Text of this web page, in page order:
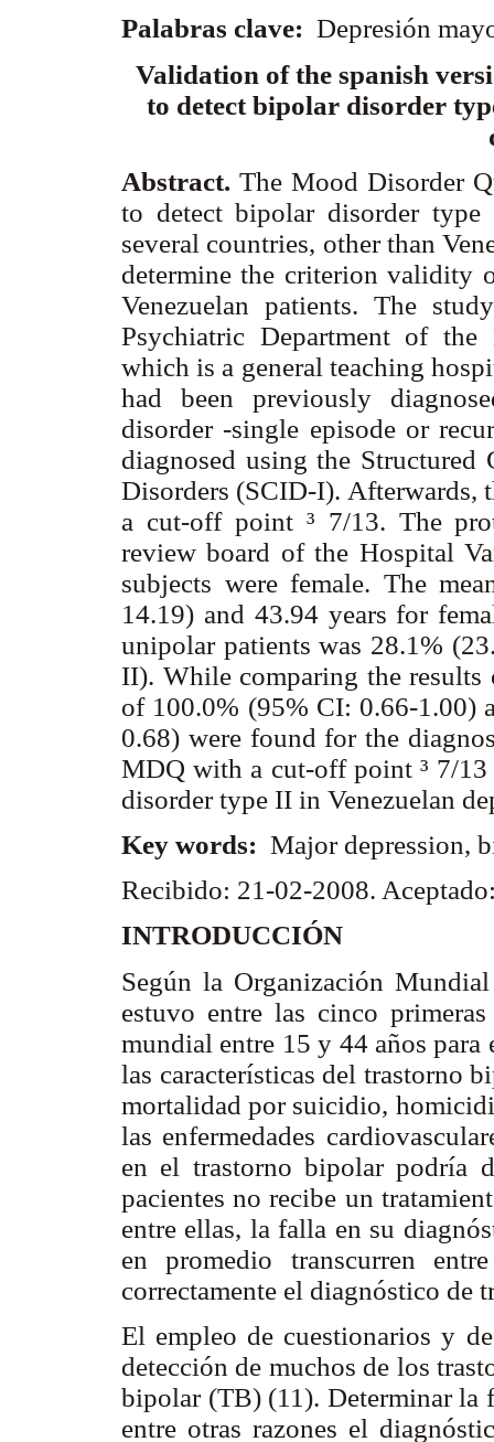
Palabras clave: Depresión
Validation of the spanish
to detect bipolar disorder
Abstract. The Mood Disorder
to detect bipolar disorder
several countries, other than
determine the criterion validity
Venezuelan patients. The
Psychiatric Department of the
which is a general teaching
had been previously
disorder -single episode or
diagnosed using the
Disorders (SCID-I). Afterwards,
a cut-off point ³ 7/13. The
review board of the Hospital
subjects were female. The
14.19) and 43.94 years for
unipolar patients was 28.1%
II). While comparing the
of 100.0% (95% CI: 0.66-1.00)
0.68) were found for the
MDQ with a cut-off point³ 7/
disorder type II in Venezuelan
Key words: Major depression,
Recibido: 21-02-2008.
INTRODUCCIÓN
Según la Organización
estuvo entre las cinco
mundial entre 15 y 44 años
las características del trastorno
mortalidad por suicidio,
las enfermedades
en el trastorno bipolar podría
pacientes no recibe un
entre ellas, la falla en su
en promedio transcurren
correctamente el diagnóstico de
El empleo de cuestionarios y
detección de muchos de los
bipolar (TB) (11). Determinar la
entre otras razones el